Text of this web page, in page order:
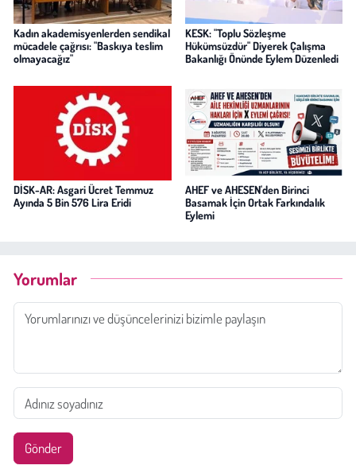
Kadın akademisyenlerden sendikal
mücadele çağrısı: "Baskıya teslim
olmayacağız"
KESK: "Toplu Sözleşme
Hükümsüzdür" Diyerek Çalışma
Bakanlığı Önünde Eylem Düzenledi
DİSK-AR: Asgari Ücret Temmuz
Ayında 5 Bin 576 Lira Eridi
AHEF ve AHESEN'den Birinci
Basamak İçin Ortak Farkındalık
Eylemi
Yorumlar
Gönder